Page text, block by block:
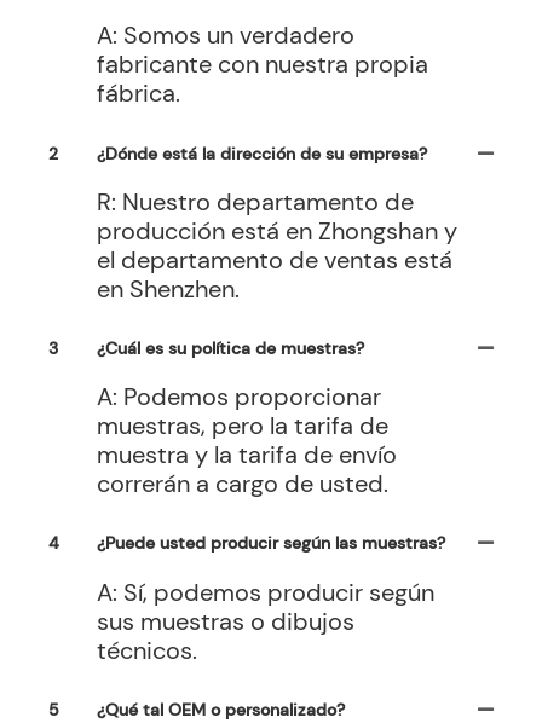
A: Somos un verdadero
fabricante con nuestra propia
fábrica.
2 ¿Dónde está la dirección de su empresa?
R: Nuestro departamento de
producción está en Zhongshan y
el departamento de ventas está
en Shenzhen.
3 ¿Cuál es su política de muestras?
A: Podemos proporcionar
muestras, pero la tarifa de
muestra y la tarifa de envío
correrán a cargo de usted.
4 ¿Puede usted producir según las muestras?
A: Sí, podemos producir según
sus muestras o dibujos
técnicos.
5 ¿Qué tal OEM o personalizado?